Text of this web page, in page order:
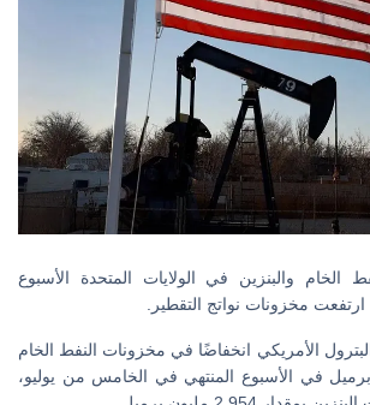
والبنزين في الولايات المتحدة الأسبوع
ارتفعت مخزونات نواتج التقطير.
الأمريكي انخفاضًا في مخزونات النفط الخام
مليون برميل في الأسبوع المنتهي في الخامس من يوليو،